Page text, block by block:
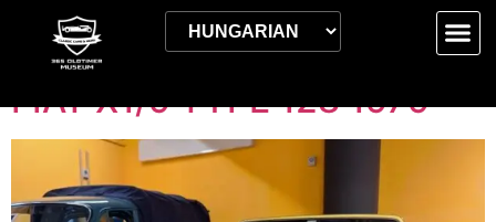
Címke: 2023.12.31.
FIAT X1/9 TYPE 128 1979